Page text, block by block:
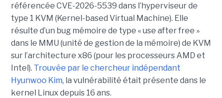
référencée CVE-2026-5539 dans l’hyperviseur de
type 1 KVM (Kernel-based Virtual Machine). Elle
résulte d’un bug mémoire de type « use after free »
dans le MMU (unité de gestion de la mémoire) de KVM
sur l’architecture x86 (pour les processeurs AMD et
Intel). Trouvée par le chercheur indépendant
Hyunwoo Kim, la vulnérabilité était présente dans le
kernel Linux depuis 16 ans.